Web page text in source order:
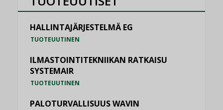
HALLINTAJÄRJESTELMÄ EG
TUOTEUUTINEN
ILMASTOINTITEKNIIKAN RATKAISU
SYSTEMAIR
TUOTEUUTINEN
PALOTURVALLISUUS WAVIN